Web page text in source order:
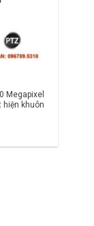
Megapixel
hiện khuôn